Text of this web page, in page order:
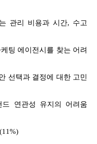
관리 비용과 시간, 수고
팅 에이전시를 찾는 어려
선택과 결정에 대한 고민
연관성 유지의 어려움